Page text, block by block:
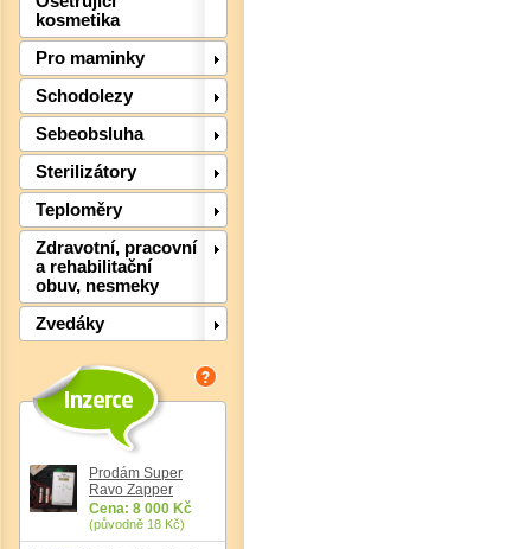
kosmetika
Pro maminky
Schodolezy
Sebeobsluha
Sterilizátory
Teploměry
Zdravotní, pracovní
a rehabilitační
obuv, nesmeky
Zvedáky
Prodám Super
Ravo Zapper
Cena: 8 000 Kč
(původně 18 Kč)